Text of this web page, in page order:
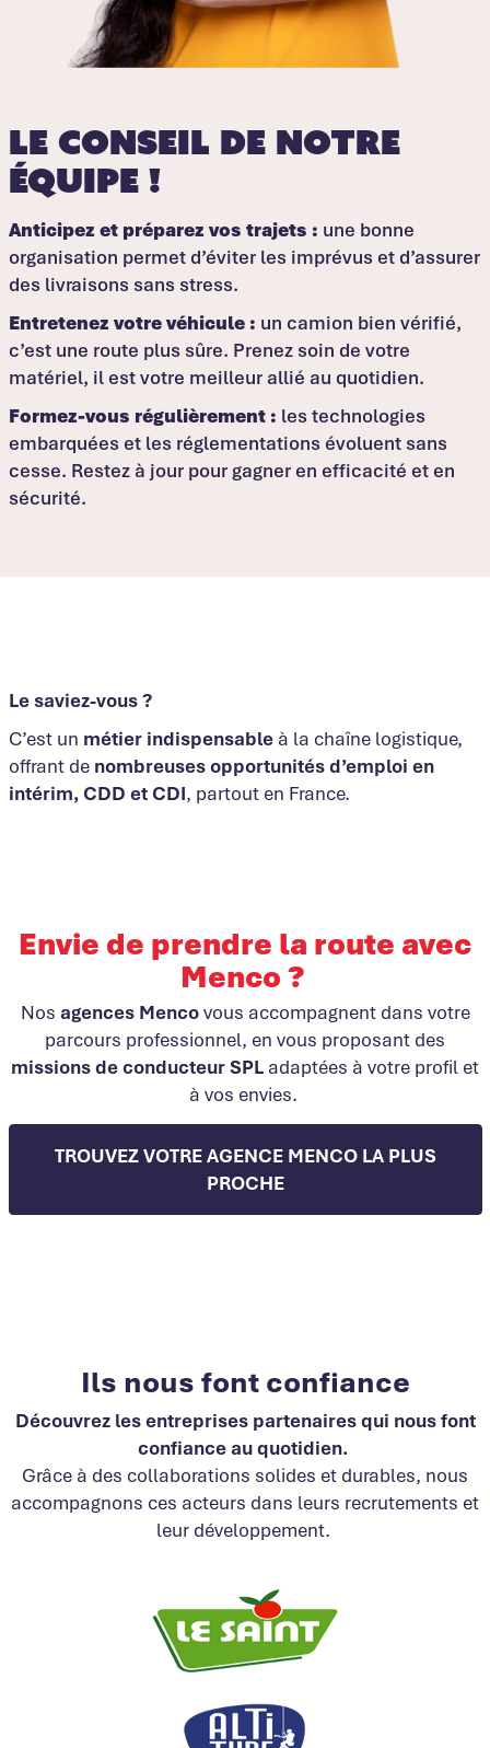
Le conseil de notre
équipe !
Anticipez et préparez vos trajets : une bonne
organisation permet d’éviter les imprévus et d’assurer
des livraisons sans stress.
Entretenez votre véhicule : un camion bien vérifié,
c’est une route plus sûre. Prenez soin de votre
matériel, il est votre meilleur allié au quotidien.
Formez-vous régulièrement : les technologies
embarquées et les réglementations évoluent sans
cesse. Restez à jour pour gagner en efficacité et en
sécurité.
Le saviez-vous ?
C’est un métier indispensableà la chaîne logistique,
offrant de nombreuses opportunités d’emploi en
intérim, CDD et CDI, partout en France.
Envie de prendre la route avec
Menco ?
Nos agences Mencovous accompagnent dans votre
parcours professionnel, en vous proposant des
missions de conducteur SPL adaptées à votre profil et
à vos envies.
TROUVEZ VOTRE AGENCE MENCO LA PLUS
PROCHE
Ils nous font confiance
Découvrez les entreprises partenaires qui nous font
confianceau quotidien.
Grâce à des collaborations solides et durables, nous
accompagnons ces acteurs dans leurs recrutements et
leur développement.